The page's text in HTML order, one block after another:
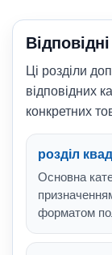
Ці розділи
відповідних
конкретних
розділ
Основна
форматом